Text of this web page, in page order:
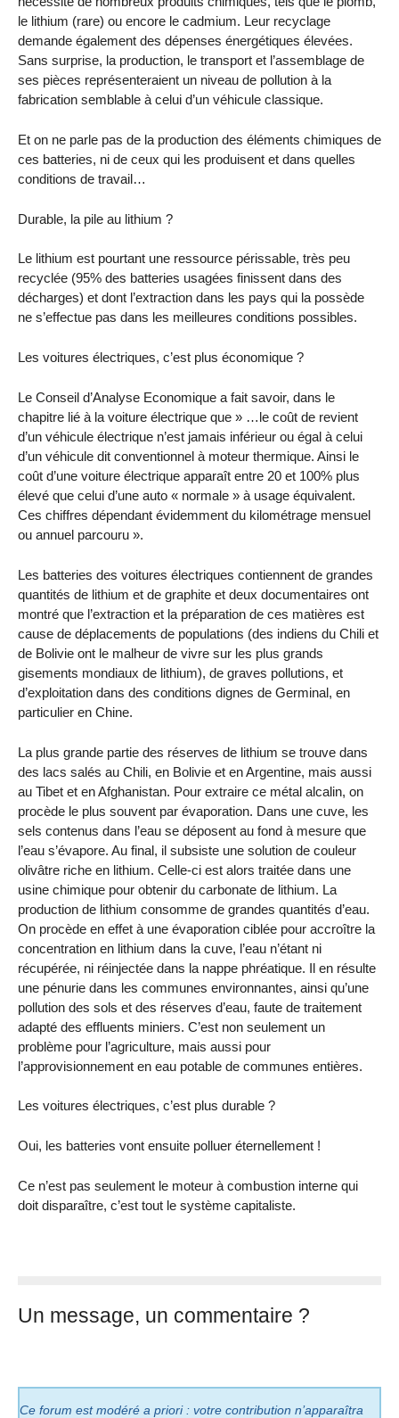
le lithium (rare) ou encore le cadmium. Leur recyclage
demande également des dépenses énergétiques élevées.
Sans surprise, la production, le transport et l’assemblage de
ses pièces représenteraient un niveau de pollution à la
fabrication semblable à celui d’un véhicule classique.
Et on ne parle pas de la production des éléments chimiques de
ces batteries, ni de ceux qui les produisent et dans quelles
conditions de travail…
Durable, la pile au lithium ?
Le lithium est pourtant une ressource périssable, très peu
recyclée (95% des batteries usagées finissent dans des
décharges) et dont l’extraction dans les pays qui la possède
ne s’effectue pas dans les meilleures conditions possibles.
Les voitures électriques, c’est plus économique ?
Le Conseil d’Analyse Economique a fait savoir, dans le
chapitre lié à la voiture électrique que » …le coût de revient
d’un véhicule électrique n’est jamais inférieur ou égal à celui
d’un véhicule dit conventionnel à moteur thermique. Ainsi le
coût d’une voiture électrique apparaît entre 20 et 100% plus
élevé que celui d’une auto « normale » à usage équivalent.
Ces chiffres dépendant évidemment du kilométrage mensuel
ou annuel parcouru ».
Les batteries des voitures électriques contiennent de grandes
quantités de lithium et de graphite et deux documentaires ont
montré que l’extraction et la préparation de ces matières est
cause de déplacements de populations (des indiens du Chili et
de Bolivie ont le malheur de vivre sur les plus grands
gisements mondiaux de lithium), de graves pollutions, et
d’exploitation dans des conditions dignes de Germinal, en
particulier en Chine.
La plus grande partie des réserves de lithium se trouve dans
des lacs salés au Chili, en Bolivie et en Argentine, mais aussi
au Tibet et en Afghanistan. Pour extraire ce métal alcalin, on
procède le plus souvent par évaporation. Dans une cuve, les
sels contenus dans l’eau se déposent au fond à mesure que
l’eau s’évapore. Au final, il subsiste une solution de couleur
olivâtre riche en lithium. Celle-ci est alors traitée dans une
usine chimique pour obtenir du carbonate de lithium. La
production de lithium consomme de grandes quantités d’eau.
On procède en effet à une évaporation ciblée pour accroître la
concentration en lithium dans la cuve, l’eau n’étant ni
récupérée, ni réinjectée dans la nappe phréatique. Il en résulte
une pénurie dans les communes environnantes, ainsi qu’une
pollution des sols et des réserves d’eau, faute de traitement
adapté des effluents miniers. C’est non seulement un
problème pour l’agriculture, mais aussi pour
l’approvisionnement en eau potable de communes entières.
Les voitures électriques, c’est plus durable ?
Oui, les batteries vont ensuite polluer éternellement !
Ce n’est pas seulement le moteur à combustion interne qui
doit disparaître, c’est tout le système capitaliste.
Un message, un commentaire ?
Ce forum est modéré a priori : votre contribution n’apparaîtra